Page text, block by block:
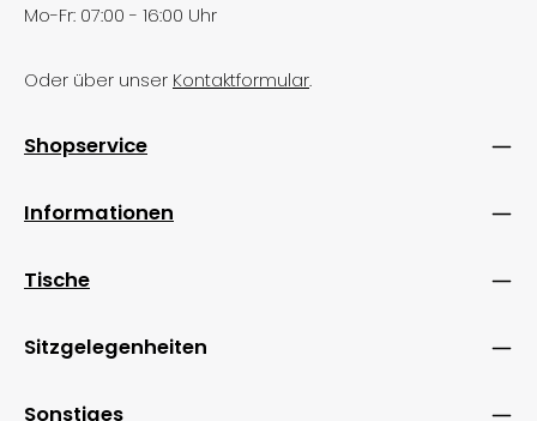
Mo-Fr: 07:00 - 16:00 Uhr
Oder über unser Kontaktformular.
Shopservice
Informationen
Tische
Sitzgelegenheiten
Sonstiges